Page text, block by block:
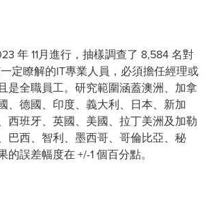
年 11月進行，抽樣調查了 8,584 名對
定瞭解的IT專業人員，必須擔任經理或
是全職員工。研究範圍涵蓋澳洲、加拿
、德國、印度、義大利、日本、新加
西班牙、英國、美國、拉丁美洲及加勒
巴西、智利、墨西哥、哥倫比亞、秘
誤差幅度在 +/-1 個百分點。